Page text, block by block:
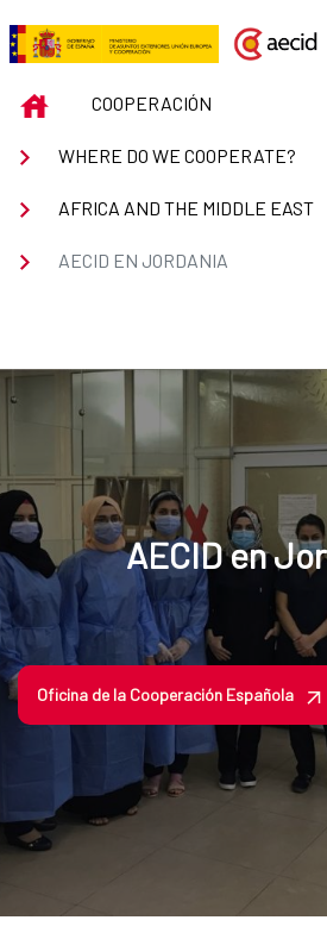
Skip to Main Content
AECID en Jordania
INICIOCOOPERACIÓN
WHERE DO WE COOPERATE?
AFRICA AND THE MIDDLE EAST
AECID EN JORDANIA
AECID en
Oficina de la Cooperación Española